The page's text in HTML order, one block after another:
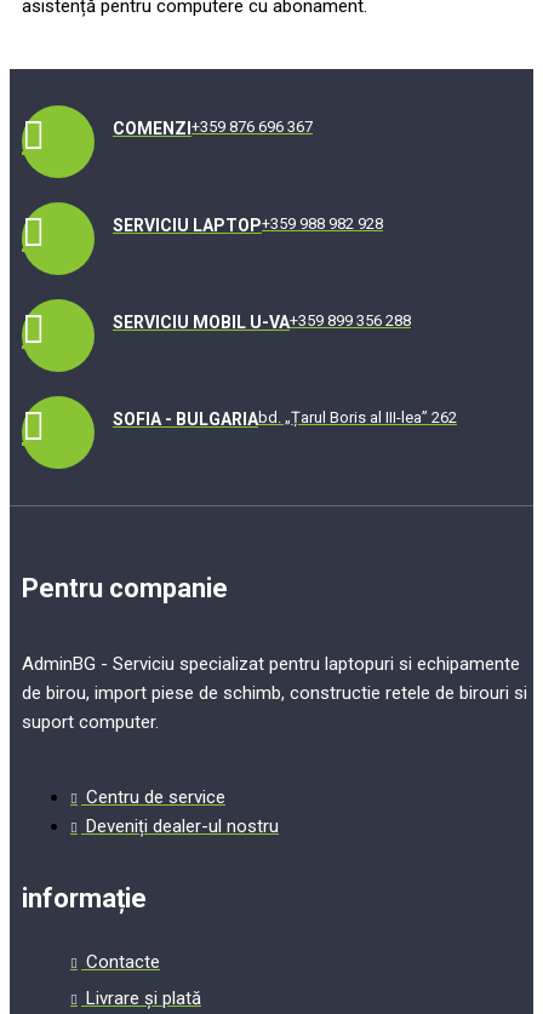
asistență pentru computere cu abonament.
COMENZI +359 876 696 367
SERVICIU LAPTOP+359 988 982 928
SERVICIU MOBIL U-VA+359 899 356 288
SOFIA - BULGARIAbd. „Țarul Boris al III-lea” 262
Pentru companie
AdminBG - Serviciu specializat pentru laptopuri si echipamente
de birou, import piese de schimb, constructie retele de birouri si
suport computer.
Centru de service
Deveniți dealer-ul nostru
informație
Contacte
Livrare și plată